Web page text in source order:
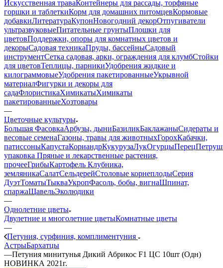
Искусственная траваКонтейнеры для рассады, торфяные
горшки и таблеткиКорм для домашних питомцевКормовые
добавкиЛитератураКупонНовогодний декорОтпугиватели
ультразвуковыеПитательные грунтыПлошки для
цветовПоддержки, опоры для комнатных цветов и
декорыСадовая техникаПруды, бассейныСадовый
инструментСетка садовая, арки, ограждения для клумбСтойки
для цветовТеплицы, парникиУдобрения жидкие и
килограммовыеУдобрения пакетированныеУкрывной
материалФигурки и декоры для
садаФлористикаХимикатыХимикаты
пакетированныеХозтовары
—
Цветочные культуры
Большая ФасовкаАрбузы, дыниБазиликБаклажаныСидераты и
весовые семенаГазоны, травы для животныхГорохКабачки,
патиссоныКапустаКориандрКукурузаЛукОгурцыПерец
упаковка Пряные и лекарственные растения,
прочееГрибыКартофель Клубника,
земляникаСалатСельдерейСтоловые корнеплодыСерия
ДуэтТоматыТыкваУкропФасоль, бобы, вигнаШпинат,
спаржаЩавельЭколюдики
—
Однолетние цветы
Двулетние и многолетние цветыКомнатные цветы
—
Петуния, сурфиния, комплиментуния
АстрыБархатцы
—Петуния минитунья Дикий Абрикос F1 ЦС 10шт (Одн)
НОВИНКА 2021г.